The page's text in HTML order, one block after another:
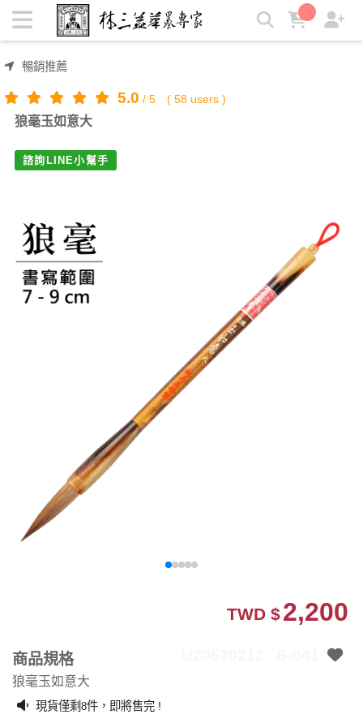
狼毫玉如意大 | 林三益筆墨專家
暢銷推薦
5.0 / 5 ( 58 users )
狼毫玉如意大
諮詢LINE小幫手
2,200
TWD $
商品規格
狼毫玉如意大
現貨僅剩 8件，即將售完 !